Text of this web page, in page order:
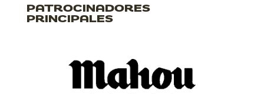
PATROCINADORES
PRINCIPALES